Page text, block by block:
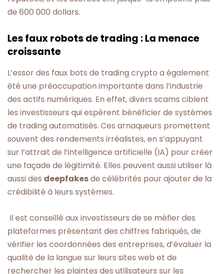
de 600 000 dollars.
Les faux robots de trading : La menace
croissante
L’essor des faux bots de trading crypto a également
été une préoccupation importante dans l’industrie
des actifs numériques. En effet, divers scams ciblent
les investisseurs qui espèrent bénéficier de systèmes
de trading automatisés. Ces arnaqueurs promettent
souvent des rendements irréalistes, en s’appuyant
sur l’attrait de l’intelligence artificielle (IA) pour créer
une façade de légitimité. Elles peuvent aussi utiliser là
aussi des deepfakesde célébrités pour ajouter de la
crédibilité à leurs systèmes.
Il est conseillé aux investisseurs de se méfier des
plateformes présentant des chiffres fabriqués, de
vérifier les coordonnées des entreprises, d’évaluer la
qualité de la langue sur leurs sites web et de
rechercher les plaintes des utilisateurs sur les